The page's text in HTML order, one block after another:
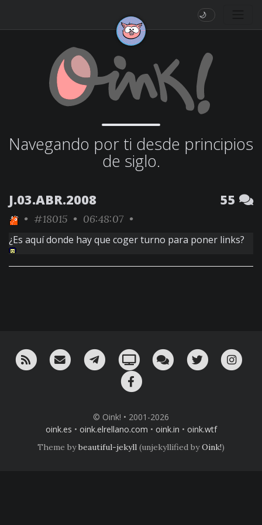
🌙
Navegando por ti desde principios
de siglo.
J.03.ABR.2008 55
• #18015 • 06:48:07 •
¿Es aquí donde hay que coger turno para poner links?
RSS ¡Mándame un email!¡Nuestro canal en Telegram!
Oink! TV Charla con nosotros
Twitter
© Oink! • 2001-2026
oink.es • oink.elrellano.com • oink.in • oink.wtf
Theme bybeautiful-jekyll (unjekyllified byOink!)